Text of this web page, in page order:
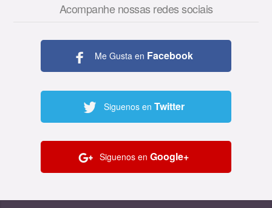
Acompanhe nossas redes sociais
Me Gusta en Facebook
Siguenos en Twitter
Siguenos en Google+